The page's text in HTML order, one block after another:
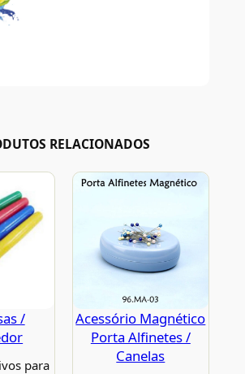
RELACIONADOS
/
para
Acessório Magnético
Porta Alfinetes /
Canelas